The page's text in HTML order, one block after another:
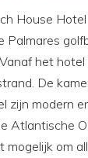
House
Palmares
het
De
zijn modern
Atlantische
mogelijk om